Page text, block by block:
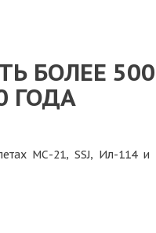
БОЛЕЕ
ГОДА
МС-21, SSJ, Ил-114